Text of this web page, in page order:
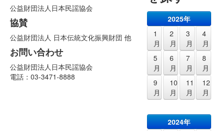
公益財団法人日本民謡協会
協賛
公益財団法人 日本伝統文化振興財団 他
お問い合わせ
公益財団法人日本民謡協会
電話：03-3471-8888
2025年
1
月
2
月
3
月
4
月
5
月
6
月
7
月
8
月
9
月
10
月
11
月
12
月
2024年